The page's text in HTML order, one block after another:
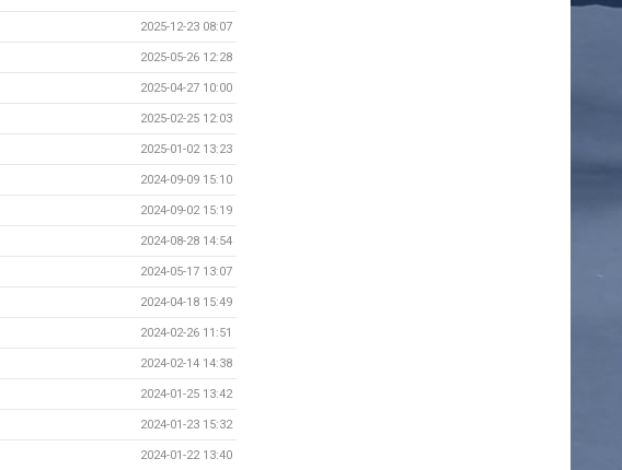
2025-12-23 08:07
2025-05-26 12:28
2025-04-27 10:00
2025-02-25 12:03
2025-01-02 13:23
2024-09-09 15:10
2024-09-02 15:19
2024-08-28 14:54
2024-05-17 13:07
2024-04-18 15:49
2024-02-26 11:51
2024-02-14 14:38
2024-01-25 13:42
2024-01-23 15:32
2024-01-22 13:40